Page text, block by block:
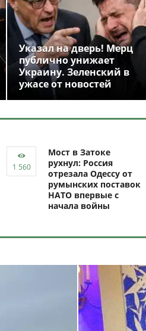
Указал на дверь! Мерц
публично унижает
Украину. Зеленский в
ужасе от новостей
Мост в Затоке
рухнул: Россия
отрезала Одессу от
румынских поставок
НАТО впервые с
начала войны